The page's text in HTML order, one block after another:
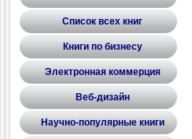
Список всех книг
Книги по бизнесу
Электронная коммерция
Веб-дизайн
Научно-популярные книги